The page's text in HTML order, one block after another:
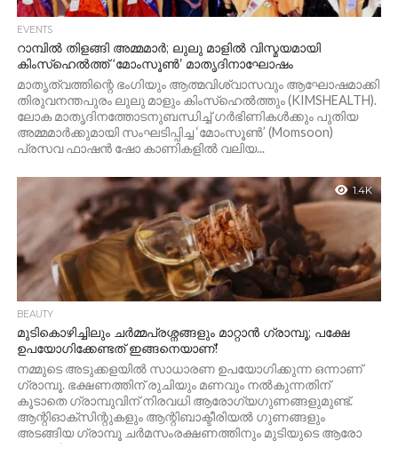
EVENTS
റാമ്പിൽ തിളങ്ങി അമ്മമാർ; ലുലു മാളിൽ വിസ്മയമായി
കിംസ്ഹെൽത്ത് ‘മോംസൂൺ’ മാതൃദിനാഘോഷം
മാതൃത്വത്തിന്റെ ഭംഗിയും ആത്മവിശ്വാസവും ആഘോഷമാക്കി
തിരുവനന്തപുരം ലുലു മാളും കിംസ്ഹെൽത്തും (KIMSHEALTH).
ലോക മാതൃദിനത്തോടനുബന്ധിച്ച് ഗർഭിണികൾക്കും പുതിയ
അമ്മമാർക്കുമായി സംഘടിപ്പിച്ച ‘മോംസൂൺ’ (Momsoon)
പ്രസവ ഫാഷൻ ഷോ കാണികളിൽ വലിയ...
1.4K
BEAUTY
മുടികൊഴിച്ചിലും ചർമ്മപ്രശ്നങ്ങളും മാറ്റാൻ ഗ്രാമ്പൂ; പക്ഷേ
ഉപയോഗിക്കേണ്ടത് ഇങ്ങനെയാണ്!
നമ്മുടെ അടുക്കളയിൽ സാധാരണ ഉപയോ​ഗിക്കുന്ന ഒന്നാണ് ​
ഗ്രാമ്പൂ. ഭക്ഷണത്തിന് രുചിയും മണവും നൽകുന്നതിന്
കൂടാതെ ​ഗ്രാമ്പുവിന് നിരവധി ആരോ​ഗ്യ​ഗുണങ്ങളുമുണ്ട്.
ആന്റിഓക്സി‍ന്റുകളും ആന്റിബാക്ടീരിയൽ ​ഗുണങ്ങളും
അടങ്ങിയ ​ഗ്രാമ്പൂ ചർമസംരക്ഷണത്തിനും മുടിയുടെ ആരോ​
ഗ്യത്തിനും...